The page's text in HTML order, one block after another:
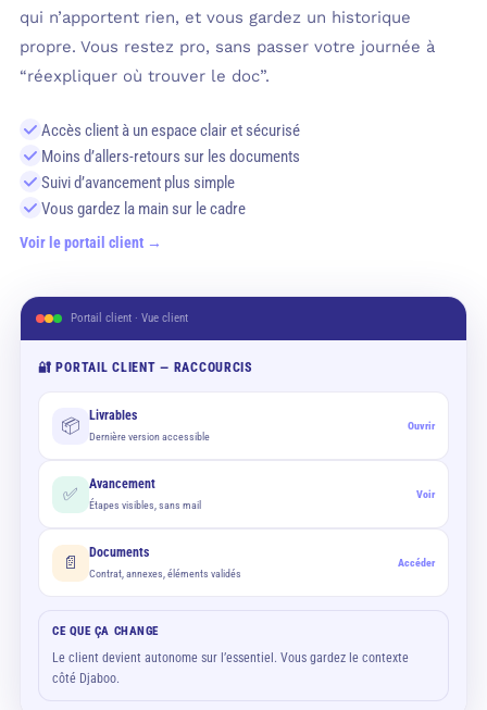
qui n’apportent rien, et vous gardez un historique
propre. Vous restez pro, sans passer votre journée à
“réexpliquer où trouver le doc”.
Accès client à un espace clair et sécurisé
Moins d’allers-retours sur les documents
Suivi d’avancement plus simple
Vous gardez la main sur le cadre
Voir le portail client →
Portail client · Vue client
🔐 PORTAIL CLIENT — RACCOURCIS
📦 Livrables
Dernière version accessible
Ouvrir
✅ Avancement
Étapes visibles, sans mail
Voir
📄 Documents
Contrat, annexes, éléments validés
Accéder
CE QUE ÇA CHANGE
Le client devient autonome sur l’essentiel. Vous gardez le contexte
côté Djaboo.